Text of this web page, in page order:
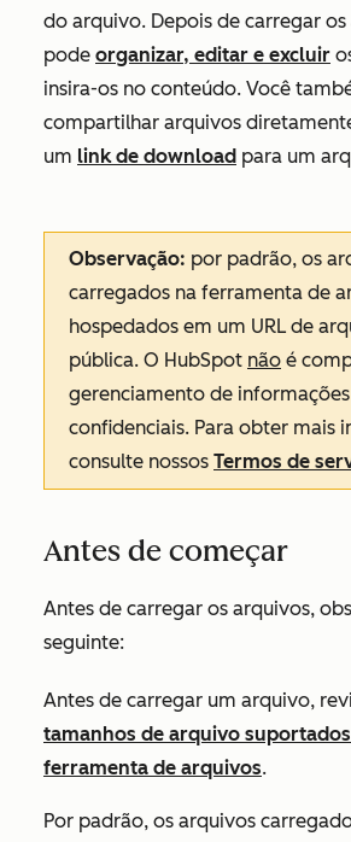
do arquivo. Depois de carregar
pode organizar, editar e excluir
insira-os no conteúdo. Você
compartilhar arquivos
um link de download para um
Observação: por padrão, os
carregados na ferramenta de
hospedados em um URL de
pública. O HubSpot não é
gerenciamento de informações
confidenciais. Para obter mais
consulte nossos Termos de
Antes de começar
Antes de carregar os arquivos,
seguinte:
Antes de carregar um arquivo,
tamanhos de arquivo
ferramenta de arquivos.
Por padrão, os arquivos